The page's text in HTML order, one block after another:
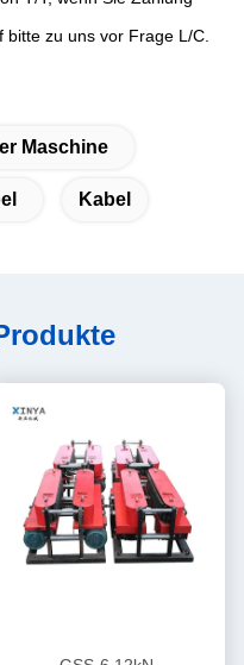
zu uns vor Frage L/C.
Maschine
Kabel